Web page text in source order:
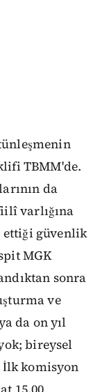
TBMM'de.
da
varlığına
ettiği güvenlik
MGK
sonra
ve
da on yıl
bireysel
İlk komisyon